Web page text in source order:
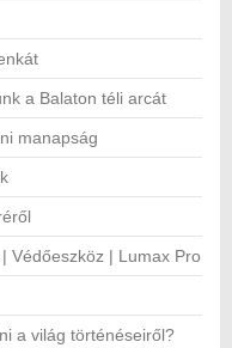
a Balaton téli arcát
manapság
Védőeszköz | Lumax Pro
a világ történéseiről?